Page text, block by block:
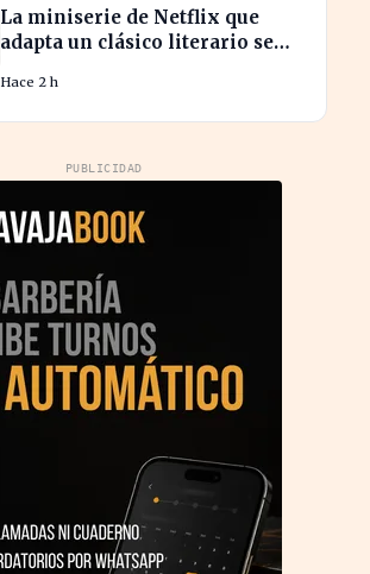
La miniserie de Netflix que
adapta un clásico literario se
Hace 2 h
PUBLICIDAD